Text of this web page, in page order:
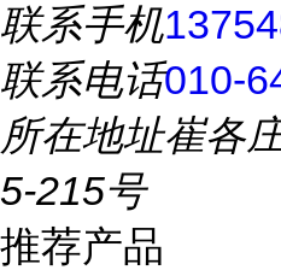
联系手机
联系电话010-
所在地址崔各
5-215号
推荐产品